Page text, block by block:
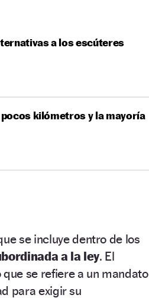
a los escúteres
kilómetros y la mayoría
se incluye dentro de los
a la ley. El
que se refiere a un mandato
para exigir su